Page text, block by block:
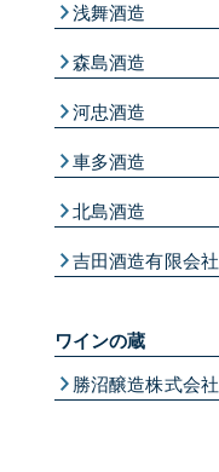
浅舞酒造
森島酒造
河忠酒造
車多酒造
北島酒造
吉田酒造有限会社
ワインの蔵
勝沼醸造株式会社